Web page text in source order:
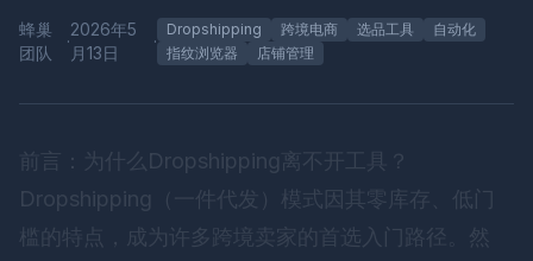
蜂巢
团队
·
2026年5
月13日
·
Dropshipping 跨境电商 选品工具
自动化
指纹浏览器
店铺管理
前言：为什么Dropshipping离不开工具？
Dropshipping（一件代发）模式因其零库存、低门
槛的特点，成为许多跨境卖家的首选入门路径。然